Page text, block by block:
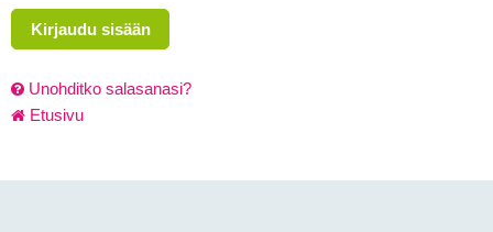
Kirjaudu sisään
Unohditko salasanasi?
Etusivu